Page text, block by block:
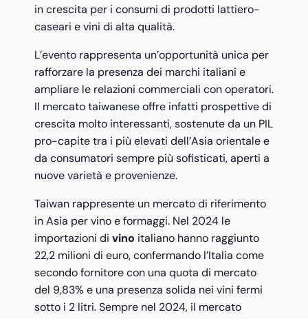
in crescita per i consumi di prodotti lattiero-
caseari e vini di alta qualità.
L’evento rappresenta un’opportunità unica per
rafforzare la presenza dei marchi italiani e
ampliare le relazioni commerciali con operatori.
Il mercato taiwanese offre infatti prospettive di
crescita molto interessanti, sostenute da un PIL
pro-capite tra i più elevati dell’Asia orientale e
da consumatori sempre più sofisticati, aperti a
nuove varietà e provenienze.
Taiwan rappresente un mercato di riferimento
in Asia per vino e formaggi. Nel 2024 le
importazioni di vino italiano hanno raggiunto
22,2 milioni di euro, confermando l’Italia come
secondo fornitore con una quota di mercato
del 9,83% e una presenza solida nei vini fermi
sotto i 2 litri. Sempre nel 2024, il mercato